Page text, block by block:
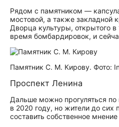
Рядом с памятником —
мостовой, а также закладной
Дворца культуры, открытого
время бомбардировок, и
Памятник С. М. Кирову. Фото:
Проспект Ленина
Дальше можно прогуляться
в 2020 году, но жители до сих
составить собственное